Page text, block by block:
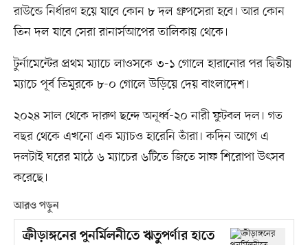
রাউন্ডে নির্ধারণ হয়ে যাবে কোন ৮ দল গ্রুপসেরা হবে। আর কোন
তিন দল যাবে সেরা রানার্সআপের তালিকায় থেকে।
‎টুর্নামেন্টের প্রথম ম্যাচে লাওসকে ৩-১ গোলে হারানোর পর দ্বিতীয়
ম্যাচে পূর্ব তিমুরকে ৮-০ গোলে উড়িয়ে দেয় বাংলাদেশ।
‎২০২৪ সাল থেকে দারুণ ছন্দে অনূর্ধ্ব-২০ নারী ফুটবল দল। গত
বছর থেকে এখনো এক ম্যাচও হারেনি তাঁরা। কদিন আগে এ
দলটাই ঘরের মাঠে ৬ ম্যাচের ৬টিতে জিতে সাফ শিরোপা উৎসব
করেছে।
আরও পড়ুন
ক্রীড়াঙ্গনের পুনর্মিলনীতে ঋতুপর্ণার হাতে